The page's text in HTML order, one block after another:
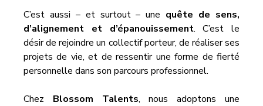
C’est aussi – et surtout – une quête de sens,
d’alignement et d’épanouissement. C’est le
désir de rejoindre un collectif porteur, de réaliser ses
projets de vie, et de ressentir une forme de fierté
personnelle dans son parcours professionnel.
Chez Blossom Talents